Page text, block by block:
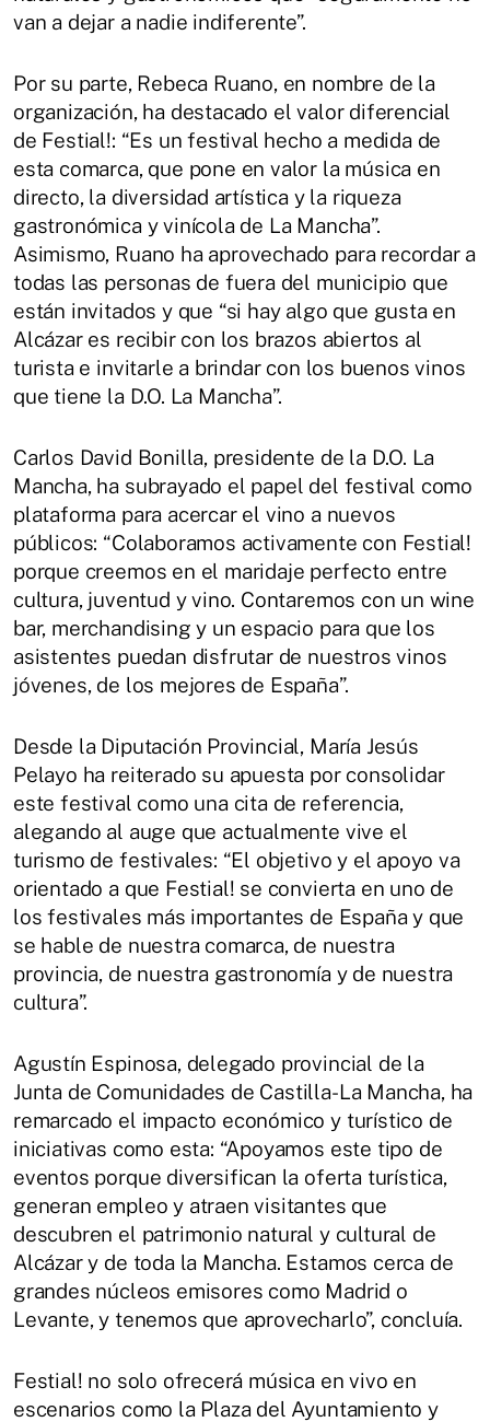
van a dejar a nadie indiferente”.
Por su parte, Rebeca Ruano, en nombre de la
organización, ha destacado el valor diferencial
de Festial!: “Es un festival hecho a medida de
esta comarca, que pone en valor la música en
directo, la diversidad artística y la riqueza
gastronómica y vinícola de La Mancha”.
Asimismo, Ruano ha aprovechado para recordar a
todas las personas de fuera del municipio que
están invitados y que “si hay algo que gusta en
Alcázar es recibir con los brazos abiertos al
turista e invitarle a brindar con los buenos vinos
que tiene la D.O. La Mancha”.
Carlos David Bonilla, presidente de la D.O. La
Mancha, ha subrayado el papel del festival como
plataforma para acercar el vino a nuevos
públicos: “Colaboramos activamente con Festial!
porque creemos en el maridaje perfecto entre
cultura, juventud y vino. Contaremos con un wine
bar, merchandising y un espacio para que los
asistentes puedan disfrutar de nuestros vinos
jóvenes, de los mejores de España”.
Desde la Diputación Provincial, María Jesús
Pelayo ha reiterado su apuesta por consolidar
este festival como una cita de referencia,
alegando al auge que actualmente vive el
turismo de festivales: “El objetivo y el apoyo va
orientado a que Festial! se convierta en uno de
los festivales más importantes de España y que
se hable de nuestra comarca, de nuestra
provincia, de nuestra gastronomía y de nuestra
cultura”.
Agustín Espinosa, delegado provincial de la
Junta de Comunidades de Castilla-La Mancha, ha
remarcado el impacto económico y turístico de
iniciativas como esta: “Apoyamos este tipo de
eventos porque diversifican la oferta turística,
generan empleo y atraen visitantes que
descubren el patrimonio natural y cultural de
Alcázar y de toda la Mancha. Estamos cerca de
grandes núcleos emisores como Madrid o
Levante, y tenemos que aprovecharlo”, concluía.
Festial! no solo ofrecerá música en vivo en
escenarios como la Plaza del Ayuntamiento y